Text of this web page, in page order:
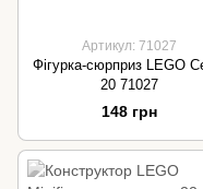
Артикул: 71027
Фігурка-сюрприз LEGO
20 71027
148 грн